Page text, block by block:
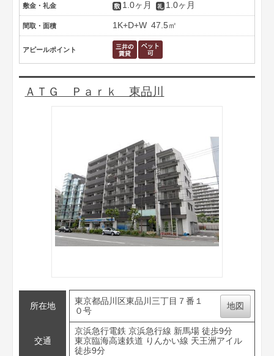
敷金・礼金 1.0ヶ月 1.0ヶ月
間取・面積 1K+D+W 47.5㎡
アピールポイント
ＡＴＧ Ｐａｒｋ 東品川
所在地
東京都品川区東品川三丁目７番１
０号
地図
交通
京浜急行電鉄 京浜急行線 新馬場 徒歩9分
東京臨海高速鉄道 りんかい線 天王洲アイル
徒歩9分